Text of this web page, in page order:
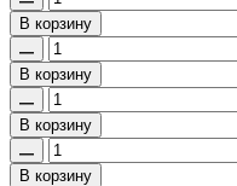
В корзину
В корзину
В корзину
В корзину